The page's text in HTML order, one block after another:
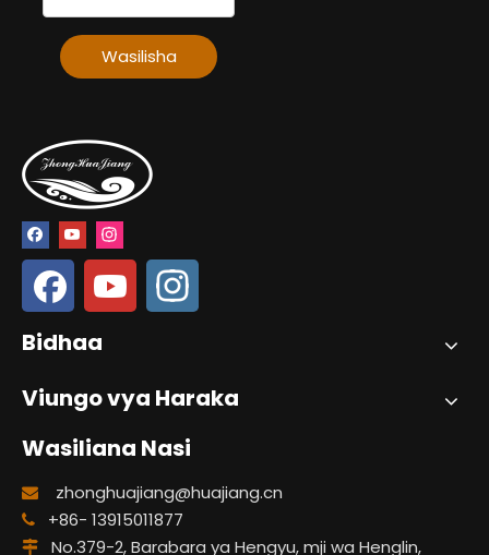
Wasilisha
Bidhaa
Viungo vya Haraka
Wasiliana Nasi
 zhonghuajiang@huajiang.cn
 +86- 13915011877
 No.379-2, Barabara ya Hengyu, mji wa Henglin,